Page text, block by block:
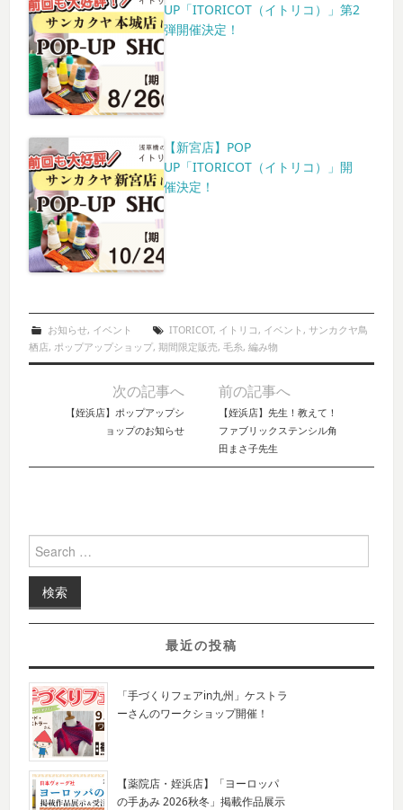
UP「ITORICOT（イトリコ）」第2
弾開催決定！
【新宮店】POP
UP「ITORICOT（イトリコ）」開
催決定！
お知らせ, イベント ITORICOT, イトリコ , イベント , サンカクヤ鳥
栖店,ポップアップショップ,期間限定販売,毛糸,編み物
Post navigation
次の記事へ
【姪浜店】ポップアップシ
ョップのお知らせ
前の記事へ
【姪浜店】先生！教えて！
ファブリックステンシル角
田まさ子先生
Search for:
最近の投稿
「手づくりフェアin九州」ケストラ
ーさんのワークショップ開催！
【薬院店・姪浜店】「ヨーロッパ
の手あみ 2026秋冬」掲載作品展示